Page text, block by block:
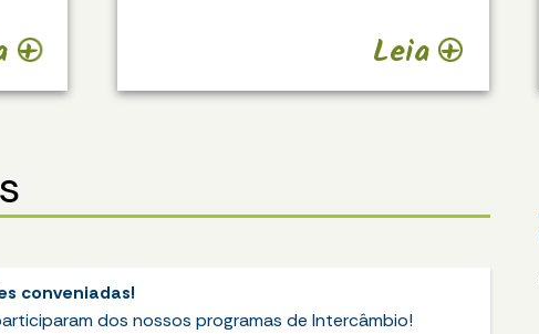
+ Leia +
conveniadas!
dos nossos programas de Intercâmbio!